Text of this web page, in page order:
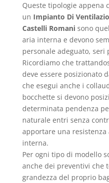
Queste tipologie appena
un Impianto Di
Castelli Romanisono
aria interna e devono
personale adeguato, seri
Ricordiamo che
deve essere posizionato
che esegui anche i
bocchette si devono
determinata pendenza
naturale entri senza
apportare una resistenza
interna.
Per ogni tipo di modello
anche dei preventivi che
grandezza del proprio